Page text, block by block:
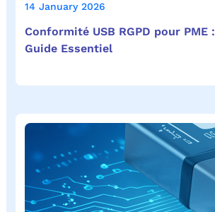
14 January 2026
Conformité USB RGPD pour PME :
Guide Essentiel